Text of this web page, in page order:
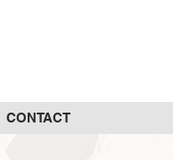
CONTACT